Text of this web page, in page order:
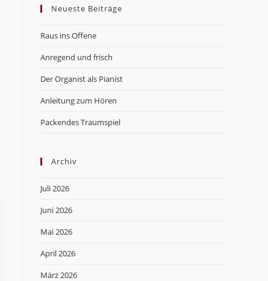
Neueste Beiträge
Raus ins Offene
Anregend und frisch
Der Organist als Pianist
Anleitung zum Hören
Packendes Traumspiel
Archiv
Juli 2026
Juni 2026
Mai 2026
April 2026
März 2026